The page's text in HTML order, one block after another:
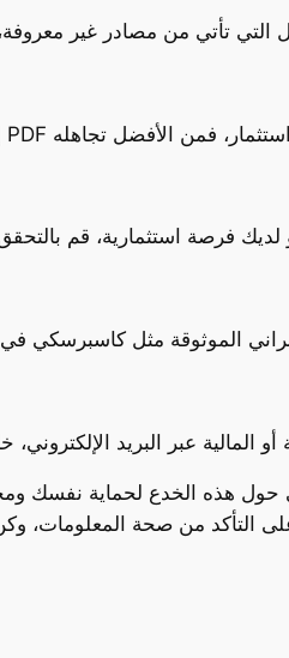
حول هذه الخدع لحماية نفسك